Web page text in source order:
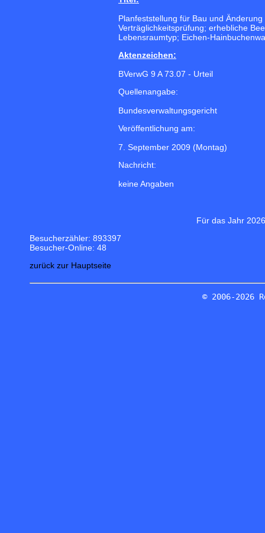
Planfeststellung für Bau und
Verträglichkeitsprüfung; erhebliche
Lebensraumtyp; Eichen-
Aktenzeichen:
BVerwG 9 A 73.07 - Urteil
Quellenangabe:
Bundesverwaltungsgericht
Veröffentlichung am:
7. September 2009 (Montag)
Nachricht:
keine Angaben
Für das Jahr
Besucherzähler: 893397
Besucher-Online: 48
zurück zur Hauptseite
© 2006-2026